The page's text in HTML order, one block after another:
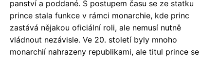
panství a poddané. S postupem času se ze statku
prince stala funkce v rámci monarchie, kde princ
zastává nějakou oficiální roli, ale nemusí nutně
vládnout nezávisle. Ve 20. století byly mnoho
monarchií nahrazeny republikami, ale titul prince se